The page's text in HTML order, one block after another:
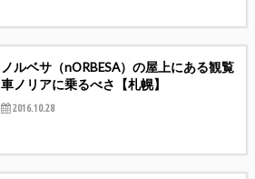
ノルベサ（nORBESA）の屋上にある観覧
車ノリアに乗るべさ【札幌】
2016.10.28